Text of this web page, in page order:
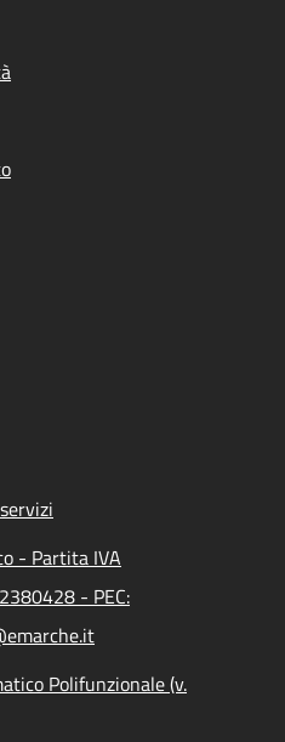
- Partita IVA
- PEC:
Polifunzionale (v.